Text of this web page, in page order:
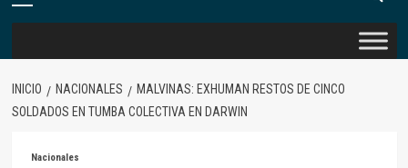
INICIO NACIONALES
MALVINAS: EXHUMAN RESTOS DE CINCO
SOLDADOS EN TUMBA COLECTIVA EN DARWIN
Nacionales